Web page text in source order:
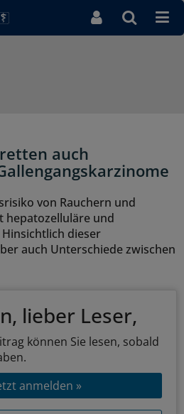
auch
von Rauchern und
und
dieser
auch Unterschiede zwischen
lieber Leser,
können Sie lesen, sobald
anmelden »